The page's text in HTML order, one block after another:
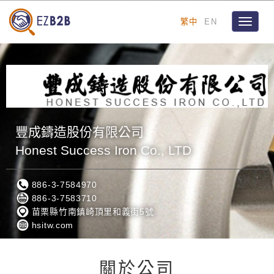
繁中 EN
Toggle
豐成鑄造股份有限公司
Honest Success Iron Co., LTD
886-3-7584970
886-3-7583710
苗栗縣竹南鎮崎頂里和義街5號
hsitw.com
關於公司